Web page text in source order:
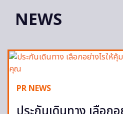
NEWS
PR NEWS